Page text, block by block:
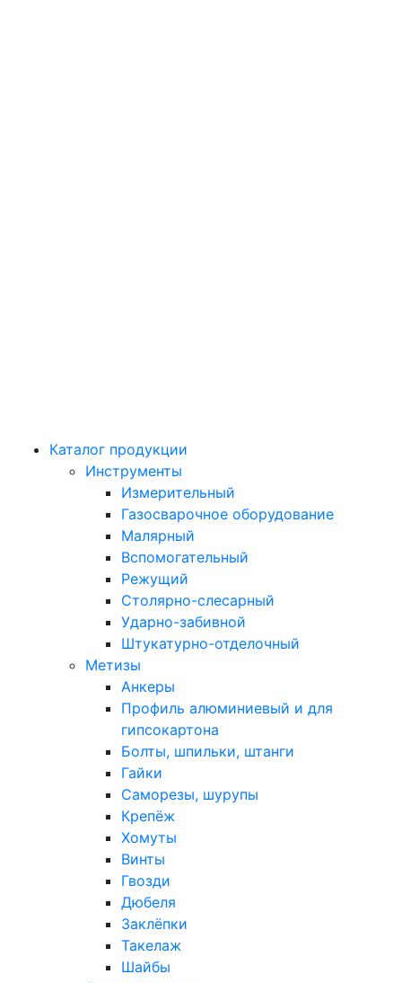
Каталог продукции
Инструменты
Измерительный
Газосварочное оборудование
Малярный
Вспомогательный
Режущий
Столярно-слесарный
Ударно-забивной
Штукатурно-отделочный
Метизы
Анкеры
Профиль алюминиевый и для
гипсокартона
Болты, шпильки, штанги
Гайки
Саморезы, шурупы
Крепёж
Хомуты
Винты
Гвозди
Дюбеля
Заклёпки
Такелаж
Шайбы